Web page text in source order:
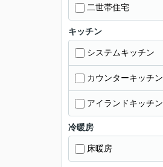
二世帯住宅
キッチン
システムキッチン
カウンターキッチン
アイランドキッチン
冷暖房
床暖房